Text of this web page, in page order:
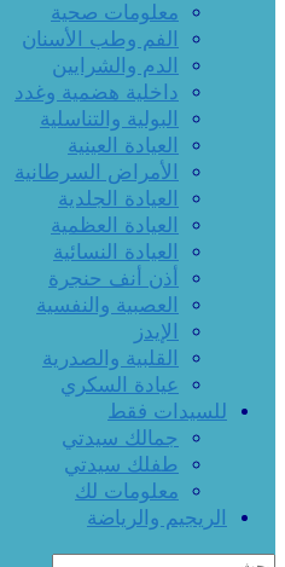
معلومات صحية
الفم وطب الأسنان
الدم والشرايين
داخلية هضمية وغدد
البولية والتناسلية
العيادة العينية
الأمراض السرطانية
العيادة الجلدية
العيادة العظمية
العيادة النسائية
أذن أنف حنجرة
العصبية والنفسية
الإيدز
القلبية والصدرية
عيادة السكري
للسيدات فقط
جمالك سيدتي
طفلك سيدتي
معلومات لك
الريجيم والرياضة